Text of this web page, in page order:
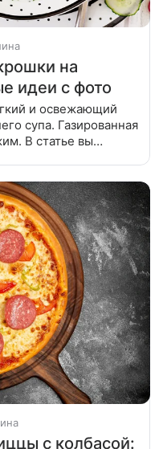
на
идеи с фото
и освежающий
супа. Газированная
В статье вы
с колбасой: